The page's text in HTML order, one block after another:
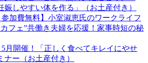
娠しやすい体を作る」（お土産付き）
参加費無料】小室淑恵氏のワークライフ
フェ”共働き夫婦を応援！家事時短の秘
5月開催！「正しく食べてキレイにやせ
ー（お土産付き）